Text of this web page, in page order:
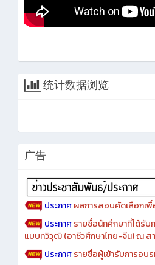
统计数据浏览
广告
ประกาศผลการสอบคัดเลือกเพื่
ประกาศรายชื่อนักศึกษาที่ได้รั
แบบทวิวุฒิ (อาชีวศึกษาไทย-จีน) ณ ส
ประกาศรายชื่อผู้เข้ารับการอบ